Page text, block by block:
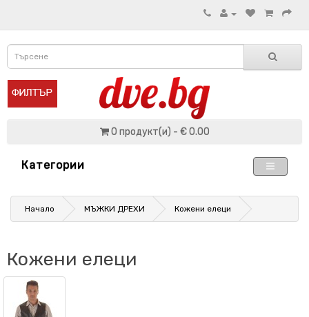
0 продукт(и) - € 0.00
Категории
Начало МЪЖКИ ДРЕХИ Кожени елеци
Кожени елеци